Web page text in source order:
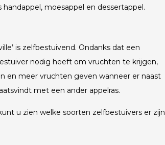
moesappel en dessertappel.
is zelfbestuivend. Ondanks dat een
nodig heeft om vruchten te krijgen,
en meer vruchten geven wanneer er naast
met een ander appelras.
u zien welke soorten zelfbestuivers er zijn